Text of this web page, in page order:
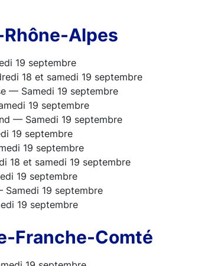
Alpes
19 septembre
18 et samedi 19 septembre
— Samedi 19 septembre
19 septembre
— Samedi 19 septembre
19 septembre
19 septembre
18 et samedi 19 septembre
19 septembre
Samedi 19 septembre
19 septembre
Franche-Comté